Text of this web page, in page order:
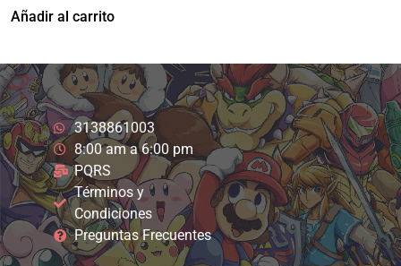
Añadir al carrito
3138861003
8:00 am a 6:00 pm
PQRS
Términos y
Condiciones
Preguntas Frecuentes